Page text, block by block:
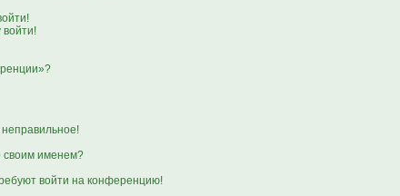
войти!
своим именем?
войти на конференцию!